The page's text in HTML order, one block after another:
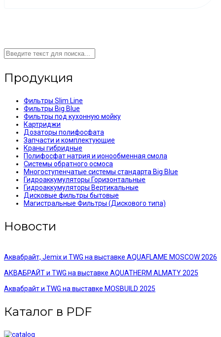
Продукция
Фильтры Slim Line
Фильтры Big Blue
Фильтры под кухонную мойку
Картриджи
Дозаторы полифосфата
Запчасти и комплектующие
Краны гибридные
Полифосфат натрия и ионообменная смола
Системы обратного осмоса
Многоступенчатые системы стандарта Big Blue
Гидроаккумуляторы Горизонтальные
Гидроаккумуляторы Вертикальные
Дисковые фильтры бытовые
Магистральные Фильтры (Дискового типа)
Новости
Аквабрайт, Jemix и TWG на выставке AQUAFLAME MOSCOW 2026
АКВАБРАЙТ и TWG на выставке AQUATHERM ALMATY 2025
Аквабрайт и TWG на выставке MOSBUILD 2025
Каталог в PDF